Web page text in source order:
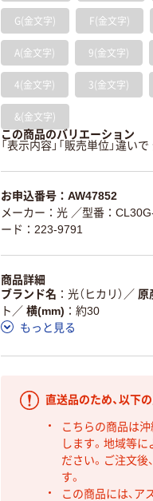
G(金文字) F(金文字)
A(金文字) 9(金文字)
4(金文字) 3(金文字)
&(金文字)
この商品のバリエーション
「表示内容」「販売単位」違い
お申込番号：AW47852
メーカー：光 ／型番：
ード：223-9791
商品詳細
ブランド名
光（ヒカリ） ／ 原
ト ／ 横(mm)
約30
もっと見る
直送品のため、以下
こちらの商品は沖
します。地域等
ださい。ご注文後
す。
この商品には、ア